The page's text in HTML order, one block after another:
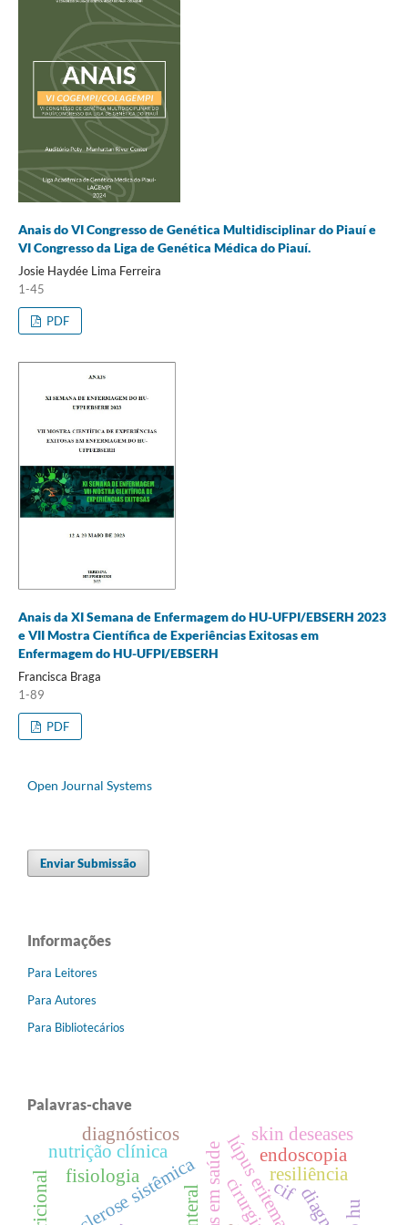
Anais do VI Congresso de Genética Multidisciplinar do Piauí e
VI Congresso da Liga de Genética Médica do Piauí.
Josie Haydée Lima Ferreira
1-45
PDF
Anais da XI Semana de Enfermagem do HU-UFPI/EBSERH 2023
e VII Mostra Científica de Experiências Exitosas em
Enfermagem do HU-UFPI/EBSERH
Francisca Braga
1-89
PDF
Open Journal Systems
Enviar Submissão
Informações
Para Leitores
Para Autores
Para Bibliotecários
Palavras-chave
esclerose sistêmica resiliência
nutrição clínica
cif
endoscopia
skin deseases
diagnósticos
fisiologia